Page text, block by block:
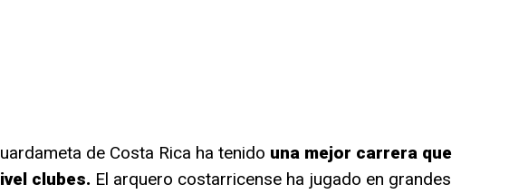
de Costa Rica ha tenido una mejor carrera que
clubes. El arquero costarricense ha jugado en grandes